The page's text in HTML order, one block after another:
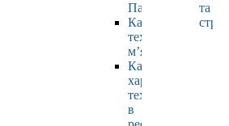
Павлюк
Кафедра
технології
м’яса
Кафедра
харчових
технологій
в
та